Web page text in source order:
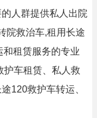
人群提供私人出院
院救治车,租用长途
租赁服务的专业
护车租赁、私人救
120救护车转运、